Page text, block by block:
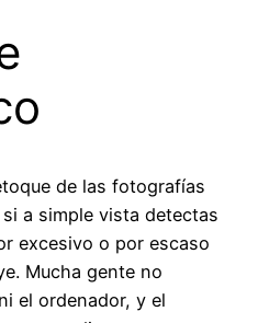
de las fotografías
a simple vista detectas
excesivo o por escaso
Mucha gente no
el ordenador, y el